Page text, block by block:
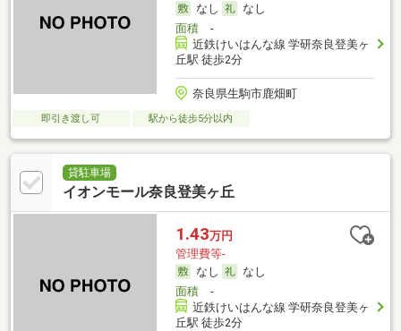
なし
なし
面積-
近鉄けいはんな線 学研奈良登美ヶ
丘駅 徒歩2分
奈良県生駒市鹿畑町
即引き渡し可 駅から徒歩5分以内
貸駐車場
イオンモール奈良登美ヶ丘
1.43万円
管理費等-
なし
なし
面積-
近鉄けいはんな線 学研奈良登美ヶ
丘駅 徒歩2分